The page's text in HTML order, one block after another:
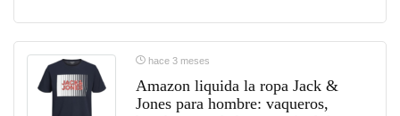
hace 3 meses
Amazon liquida la ropa Jack &
Jones para hombre: vaqueros,